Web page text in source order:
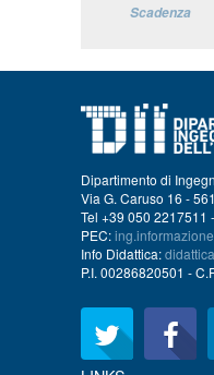
Scadenza
Dipartimento di
Via G. Caruso 16 -
Tel +39 050 2217511 -
PEC:
Info Didattica:
P.I. 00286820501 -